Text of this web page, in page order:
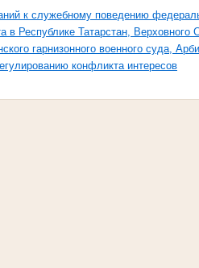
к служебному поведению
в Республике Татарстан, Верховного
гарнизонного военного суда,
конфликта интересов